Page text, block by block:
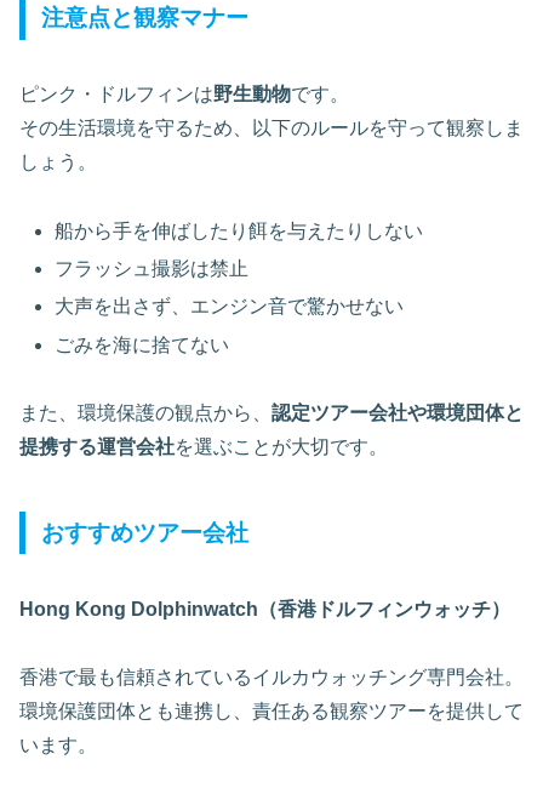
注意点と観察マナー
ピンク・ドルフィンは野生動物です。
その生活環境を守るため、以下のルールを守って観察しま
しょう。
船から手を伸ばしたり餌を与えたりしない
フラッシュ撮影は禁止
大声を出さず、エンジン音で驚かせない
ごみを海に捨てない
また、環境保護の観点から、 認定ツアー会社や環境団体と
提携する運営会社を選ぶことが大切です。
おすすめツアー会社
Hong Kong Dolphinwatch（香港ドルフィンウォッチ）
香港で最も信頼されているイルカウォッチング専門会社。
環境保護団体とも連携し、責任ある観察ツアーを提供して
います。